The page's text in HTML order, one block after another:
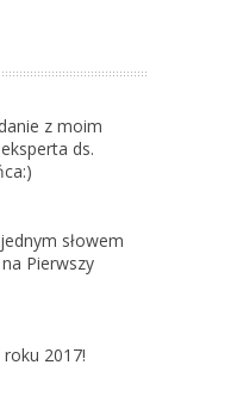
z moim
ds.
słowem
Pierwszy
2017!